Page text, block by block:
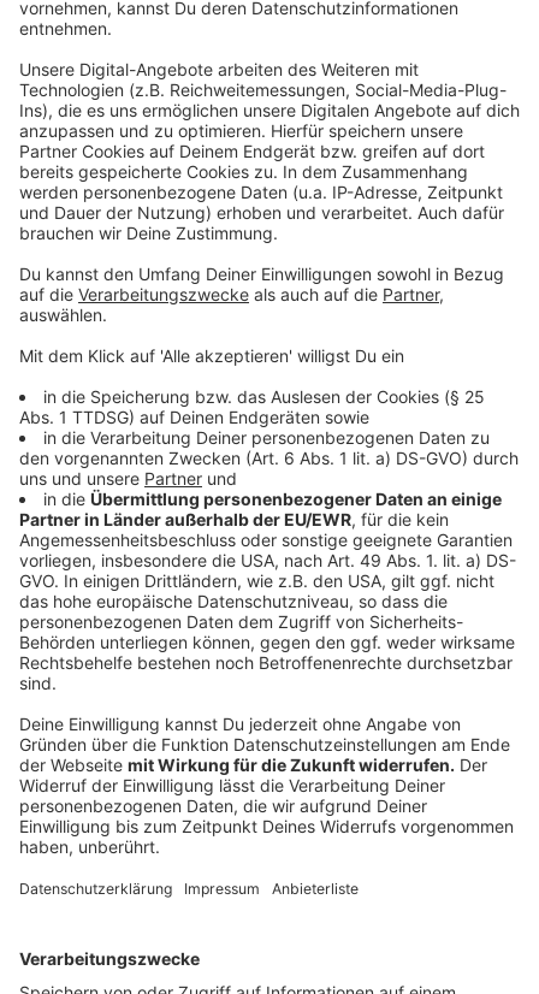
Die Zentral- und Ansprechstelle Cybercrime (ZAC) bei
Ermittlungen. Der dortige Sprecher Christoph
Hebbecker rechnet mit einem monatelangen
Verfahren, vermutlich auch mit internationalen
Bezügen.
Anzeige
Experte erklärt den Ransomware-Angriff
Bei der Attacke auf die IT-Systeme der Uni Duisburg-
Essen handelte es sich um einen klassischen
Cyberangriff, genauer gesagt eine 'Infektion' mit
Ransomware. Wir haben Ende November mit dem
Leiter der Security-Abteilung bei "Heise Online" -
Jürgen Schmidt - gesprochen. Er klärt mit uns unter
anderem folgende Fragen: Warum kommt es
überhaupt zu so einem Angriff? Wie viele Unternehmen
trifft es pro Jahr? Wird Lösegeld gezahlt oder nicht?
Was hilft überhaupt gegen solche Großangriffe? Das
euch hier anhören.
Anzeige